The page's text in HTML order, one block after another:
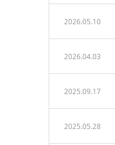
2026.05.10
2026.04.03
2025.09.17
2025.05.28